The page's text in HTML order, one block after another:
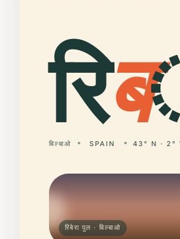
रिब
बिल्बाओ SPAIN 43° N · 2°
रिबेरा पुल · बिल्बाओ